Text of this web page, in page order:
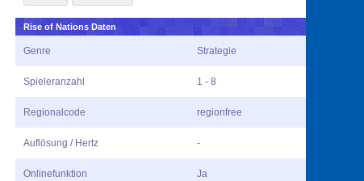
Rise of Nations Daten
Genre Strategie
Spieleranzahl 1 - 8
Regionalcode regionfree
Auflösung / Hertz -
Onlinefunktion Ja